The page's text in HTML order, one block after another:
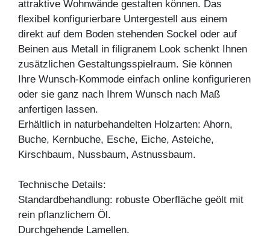
attraktive Wohnwände gestalten können. Das
flexibel konfigurierbare Untergestell aus einem
direkt auf dem Boden stehenden Sockel oder auf
Beinen aus Metall in filigranem Look schenkt Ihnen
zusätzlichen Gestaltungsspielraum. Sie können
Ihre Wunsch-Kommode einfach online konfigurieren
oder sie ganz nach Ihrem Wunsch nach Maß
anfertigen lassen.
Erhältlich in naturbehandelten Holzarten: Ahorn,
Buche, Kernbuche, Esche, Eiche, Asteiche,
Kirschbaum, Nussbaum, Astnussbaum.
Technische Details:
Standardbehandlung: robuste Oberfläche geölt mit
rein pflanzlichem Öl.
Durchgehende Lamellen.